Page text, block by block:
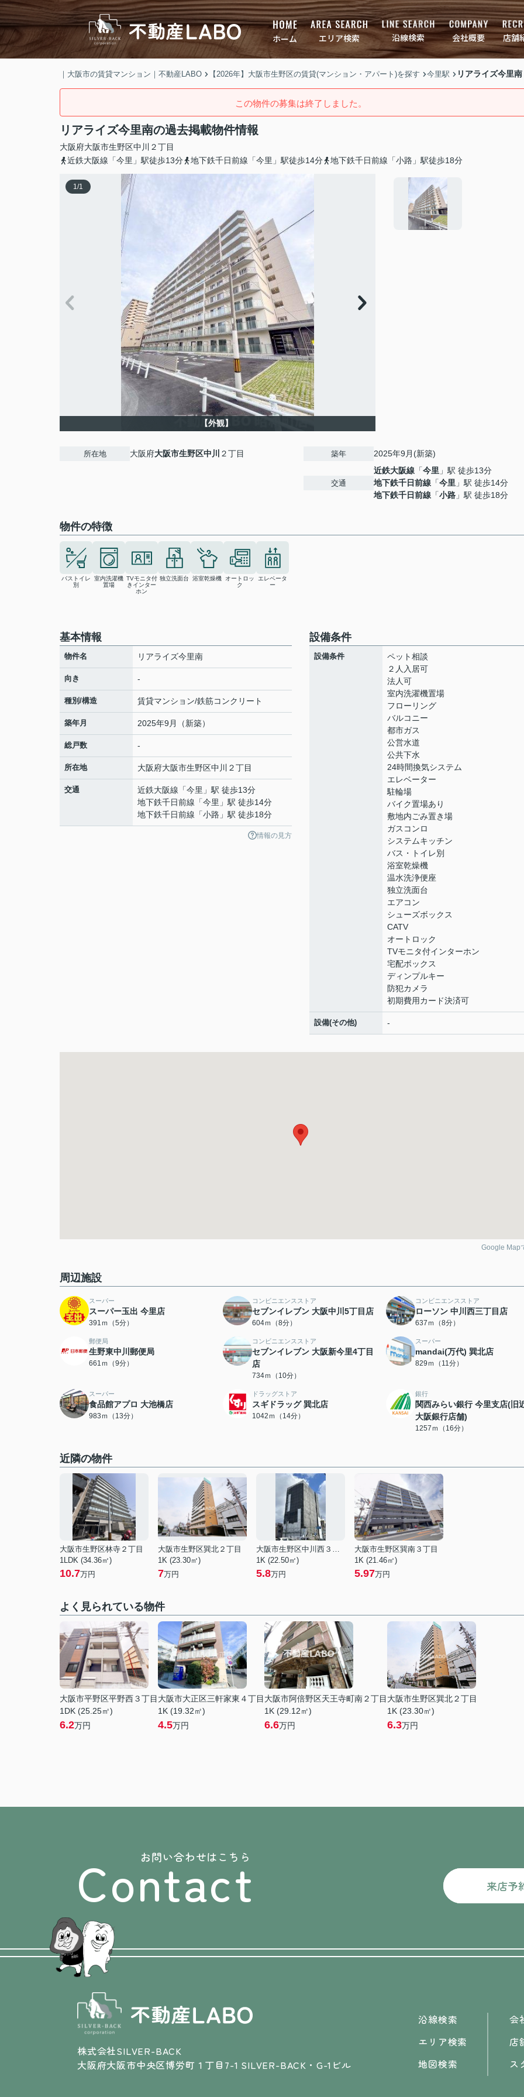
ホーム エリア検索 沿線検索 会社概要 店舗
｜大阪市の賃貸マンション｜不動産LABO 【2026年】大阪市生野区の賃貸(マンション・アパート)を探す 今里駅 リアライズ今里南
この物件の募集は終了しました。
リアライズ今里南の過去掲載物件情報
大阪府大阪市生野区中川 ２丁目
近鉄大阪線「今里」駅徒歩13分
地下鉄千日前線「今里」駅徒歩14分 地下鉄千日前線「小路」駅徒歩18分
1/1
【外観】
所在地 大阪府大阪市生野区中川 ２丁目 築年 2025年9月(新築)
交通
近鉄大阪線 「今里 」駅 徒歩13分
地下鉄千日前線 「今里 」駅 徒歩14分
地下鉄千日前線 「小路 」駅 徒歩18分
物件の特徴
バストイレ
別
室内洗濯機
置場
TVモニタ付
きインター
ホン
独立洗面台 浴室乾燥機
オートロッ
ク
エレベータ
ー
基本情報
物件名 リアライズ今里南
向き -
種別/構造 賃貸マンション/鉄筋コンクリート
築年月 2025年9月（新築）
総戸数 -
所在地 大阪府大阪市生野区中川 ２丁目
交通 近鉄大阪線 「今里 」駅 徒歩13分
地下鉄千日前線 「今里 」駅 徒歩14分
地下鉄千日前線 「小路 」駅 徒歩18分
情報の見方
設備条件
設備条件
ペット相談
２人入居可
法人可
室内洗濯機置場
フローリング
バルコニー
都市ガス
公営水道
公共下水
24時間換気システム
エレベーター
駐輪場
バイク置場あり
敷地内ごみ置き場
ガスコンロ
システムキッチン
バス・トイレ別
浴室乾燥機
温水洗浄便座
独立洗面台
エアコン
シューズボックス
CATV
オートロック
TVモニタ付インターホン
宅配ボックス
ディンプルキー
防犯カメラ
初期費用カード決済可
設備(その他) -
Google Map
周辺施設
スーパー
スーパー玉出 今里店
391ｍ（5分）
コンビニエンスストア
セブンイレブン 大阪中川5丁目店
604ｍ（8分）
コンビニエンスストア
ローソン 中川西三丁目店
637ｍ（8分）
郵便局
生野東中川郵便局
661ｍ（9分）
コンビニエンスストア
セブンイレブン 大阪新今里4丁目
店
734ｍ（10分）
スーパー
mandai(万代) 巽北店
829ｍ（11分）
スーパー
食品館アプロ 大池橋店
983ｍ（13分）
ドラッグストア
スギドラッグ 巽北店
1042ｍ（14分）
銀行
関西みらい銀行 今里支店(旧
大阪銀行店舗)
1257ｍ（16分）
近隣の物件
大阪市生野区林寺２丁目
1LDK (34.36㎡)
10.7万円
大阪市生野区巽北２丁目
1K (23.30㎡)
7万円
大阪市生野区中川西３丁目
1K (22.50㎡)
5.8万円
大阪市生野区巽南３丁目
1K (21.46㎡)
5.97万円
よく見られている物件
大阪市平野区平野西３丁目
1DK (25.25㎡)
6.2万円
大阪市大正区三軒家東４丁目
1K (19.32㎡)
4.5万円
大阪市阿倍野区天王寺町南２丁目
1K (29.12㎡)
6.6万円
大阪市生野区巽北２丁目
1K (23.30㎡)
6.3万円
お問い合わせはこちら
Contact 来店予
株式会社SILVER-BACK
大阪府大阪市中央区博労町１丁目7-1 SILVER-BACK・G-1ビル
沿線検索
エリア検索
地図検索
会
店
ス